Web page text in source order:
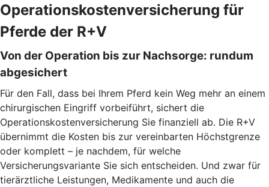
Operationskostenversicherung für
Pferde der R+V
Von der Operation bis zur Nachsorge: rundum
abgesichert
Für den Fall, dass bei Ihrem Pferd kein Weg mehr an einem
chirurgischen Eingriff vorbeiführt, sichert die
Operationskostenversicherung Sie finanziell ab. Die R+V
übernimmt die Kosten bis zur vereinbarten Höchstgrenze
oder komplett – je nachdem, für welche
Versicherungsvariante Sie sich entscheiden. Und zwar für
tierärztliche Leistungen, Medikamente und auch die